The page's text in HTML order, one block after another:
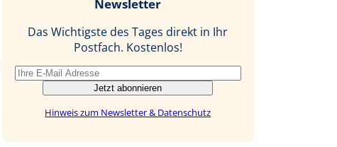
n
l
Newsletter
Das Wichtigste des Tages direkt in Ihr
Postfach. Kostenlos!
Jetzt abonnieren
Hinweis zum Newsletter & Datenschutz